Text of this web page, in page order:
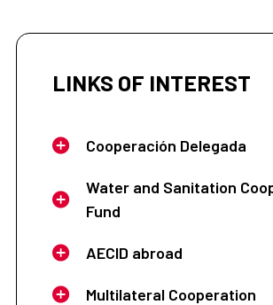
LINKS OF INTEREST
Cooperación Delegada
Water and Sanitation
Fund
AECID abroad
Multilateral Cooperation